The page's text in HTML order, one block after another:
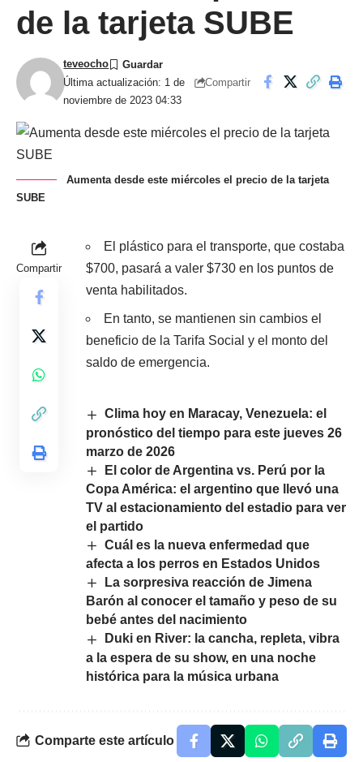
de la tarjeta SUBE
Última actualización: 1 de
noviembre de 2023 04:33
teveocho
Compartir
Aumenta desde este miércoles el precio de la tarjeta
SUBE
Compartir
El plástico para el transporte, que costaba
$700, pasará a valer $730 en los puntos de
venta habilitados.
En tanto, se mantienen sin cambios el
beneficio de la Tarifa Social y el monto del
saldo de emergencia.
Clima hoy en Maracay, Venezuela: el
pronóstico del tiempo para este jueves 26
marzo de 2026
El color de Argentina vs. Perú por la
Copa América: el argentino que llevó una
TV al estacionamiento del estadio para ver
el partido
Cuál es la nueva enfermedad que
afecta a los perros en Estados Unidos
La sorpresiva reacción de Jimena
Barón al conocer el tamaño y peso de su
bebé antes del nacimiento
Duki en River: la cancha, repleta, vibra
a la espera de su show, en una noche
histórica para la música urbana
Comparte este artículo